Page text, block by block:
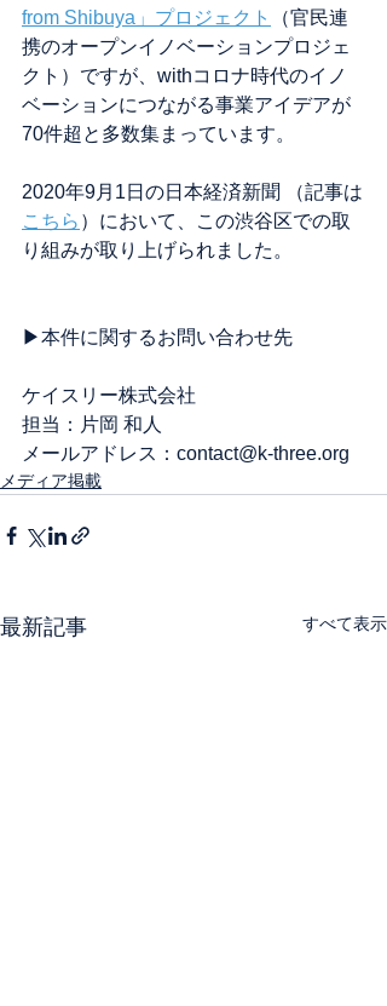
from Shibuya」プロジェクト
（官民連
携のオープンイノベーションプロジェ
クト）ですが、withコロナ時代のイノ
ベーションにつながる事業アイデアが
70件超と多数集まっています。
2020年9月1日の日本経済新聞 （記事は
こちら ）において、この渋谷区での取
り組みが取り上げられました。
▶本件に関するお問い合わせ先
ケイスリー株式会社
担当：片岡 和人
メールアドレス：contact@k-three.org
メディア掲載
最新記事 すべて表示